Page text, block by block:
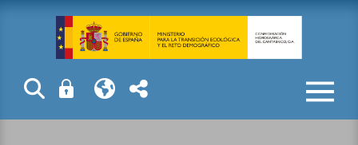
Sala de prensa